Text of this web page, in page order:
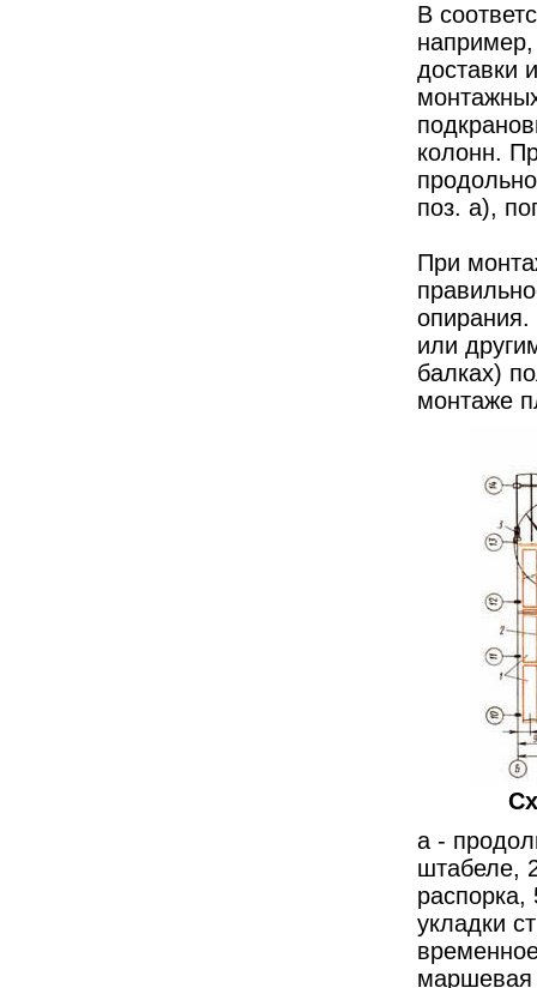
В
доставки
колонн.
поз. а),
При
опирания.
или
балках)
монтаже
а -
штабеле,
укладки
маршевая